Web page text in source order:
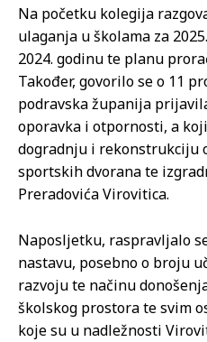
Na početku kolegija
ulaganja u školama za
2024. godinu te planu
Također, govorilo se o 11
podravska županija
oporavka i otpornosti, a
dogradnju i rekonstrukciju
sportskih dvorana te
Preradovića Virovitica.
Naposljetku, raspravljalo
nastavu, posebno o broju
razvoju te načinu
školskog prostora te svim
koje su u nadležnosti